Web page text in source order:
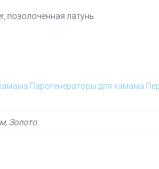
позолоченная латунь
Парогенераторы для хамама
Золото